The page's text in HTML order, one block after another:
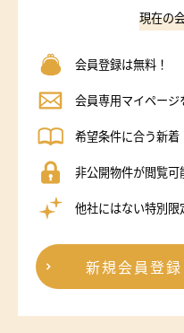
現在の
会員登録は無料！
会員専用マイページ
希望条件に合う新着
非公開物件が閲覧可
他社にはない特別限
新規会員登録